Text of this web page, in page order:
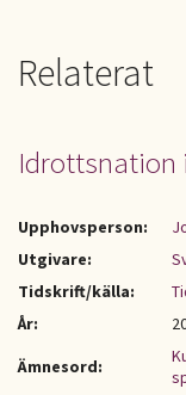
Relaterat
Idrottsnation
Upphovsperson:
Utgivare:
Tidskrift/källa:
År:
Ämnesord: